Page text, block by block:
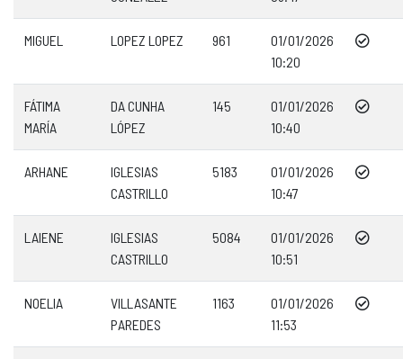
MIGUEL LOPEZ LOPEZ 961
01/01/2026
10:20
FÁTIMA
MARÍA
DA CUNHA
LÓPEZ
145
01/01/2026
10:40
ARHANE
IGLESIAS
CASTRILLO
5183
01/01/2026
10:47
LAIENE
IGLESIAS
CASTRILLO
5084
01/01/2026
10:51
NOELIA
VILLASANTE
PAREDES
1163
01/01/2026
11:53